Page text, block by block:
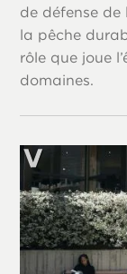
de défense de
la pêche
rôle que joue
domaines.